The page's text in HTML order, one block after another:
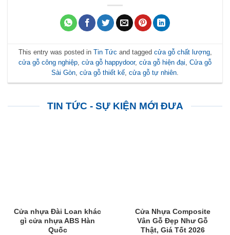
This entry was posted in Tin Tức and tagged cửa gỗ chất lượng,
cửa gỗ công nghiệp, cửa gỗ happydoor, cửa gỗ hiện đại, Cửa gỗ
Sài Gòn, cửa gỗ thiết kế, cửa gỗ tự nhiên.
TIN TỨC - SỰ KIỆN MỚI ĐƯA
Cửa nhựa Đài Loan khác
gì cửa nhựa ABS Hàn
Quốc
Cửa Nhựa Composite
Vân Gỗ Đẹp Như Gỗ
Thật, Giá Tốt 2026